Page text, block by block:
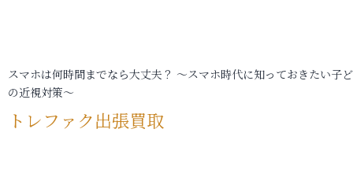
スマホは何時間までなら大丈夫？ ～スマホ時代に知っておきたい子
の近視対策～
トレファク出張買取